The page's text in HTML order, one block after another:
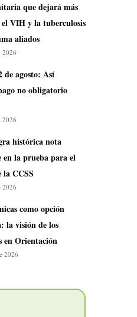
que dejará más
el VIH y la tuberculosis
aliados
2026
de agosto: Así
no obligatorio
2026
histórica nota
en la prueba para el
CCSS
2026
como opción
la visión de los
en Orientación
2026